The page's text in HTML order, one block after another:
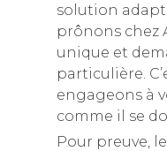
solution
prônons chez
unique et
particulière.
engageons à
comme il se
Pour preuve,